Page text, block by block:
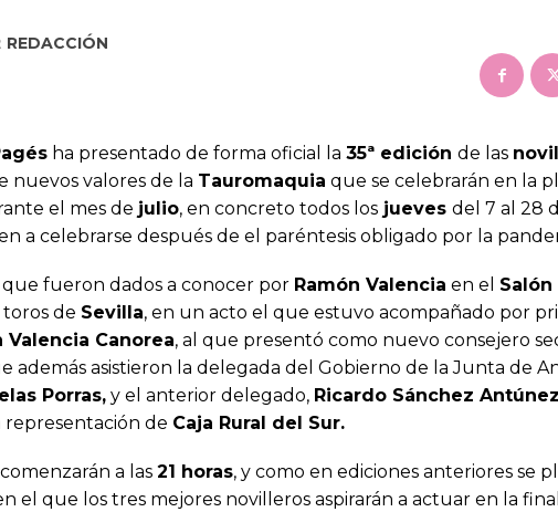
REDACCIÓN
ha presentado de forma oficial la 35ª edición de las
nuevos valores de la Tauromaquia que se celebrarán en la
el mes de julio, en concreto todos los jueves del 7 al 28
a celebrarse después de el paréntesis obligado por la
que fueron dados a conocer por Ramón Valencia en el
de Sevilla, en un acto el que estuvo acompañado por
Valencia Canorea, al que presentó como nuevo consejero
además asistieron la delegada del Gobierno de la Junta de
Porras, y el anterior delegado, Ricardo Sánchez
representación de Caja Rural del Sur.
a las 21 horas, y como en ediciones anteriores se
el que los tres mejores novilleros aspirarán a actuar en la